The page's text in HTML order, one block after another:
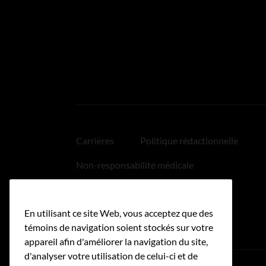
Carrières Politique rédactionnelle
Non-responsabilité médicale
Accessibilité
En utilisant ce site Web, vous acceptez que des
témoins de navigation soient stockés sur votre
appareil afin d'améliorer la navigation du site,
d'analyser votre utilisation de celui-ci et de